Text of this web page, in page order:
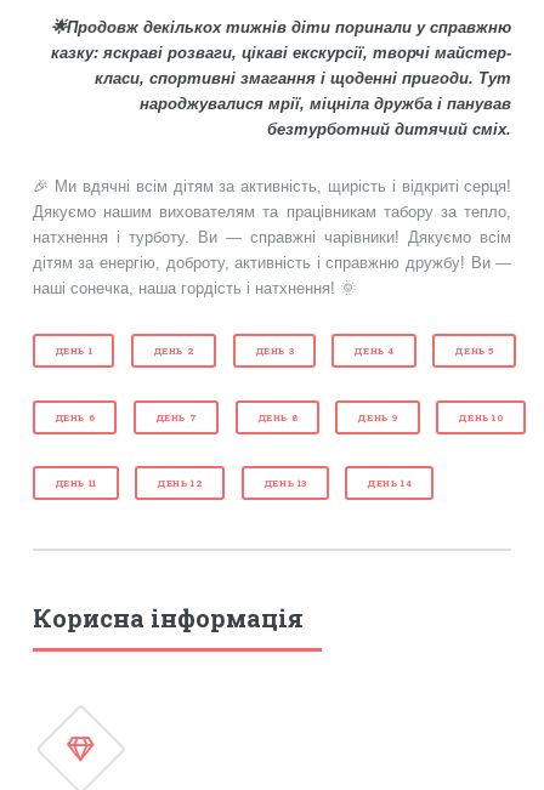
🌟Продовж декількох тижнів діти поринали у справжню
казку: яскраві розваги, цікаві екскурсії, творчі майстер-
класи, спортивні змагання і щоденні пригоди. Тут
народжувалися мрії, міцніла дружба і панував
безтурботний дитячий сміх.
🎉 Ми вдячні всім дітям за активність, щирість і відкриті серця!
Дякуємо нашим вихователям та працівникам табору за тепло,
натхнення і турботу. Ви — справжні чарівники! Дякуємо всім
дітям за енергію, доброту, активність і справжню дружбу! Ви —
наші сонечка, наша гордість і натхнення! 🌞
ДЕНЬ 1 ДЕНЬ 2 ДЕНЬ 3 ДЕНЬ 4 ДЕНЬ 5
ДЕНЬ 6 ДЕНЬ 7 ДЕНЬ 8 ДЕНЬ 9 ДЕНЬ 10
ДЕНЬ 11 ДЕНЬ 12 ДЕНЬ 13 ДЕНЬ 14
Корисна інформація